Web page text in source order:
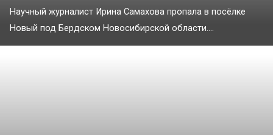
Научный журналист Ирина Самахова пропала в посёлке
Новый под Бердском Новосибирской области....